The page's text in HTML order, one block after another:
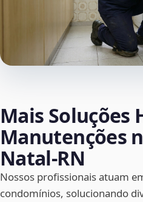
Mais Soluções
Manutenções
Natal‑RN
Nossos profissionais atuam
condomínios, solucionando